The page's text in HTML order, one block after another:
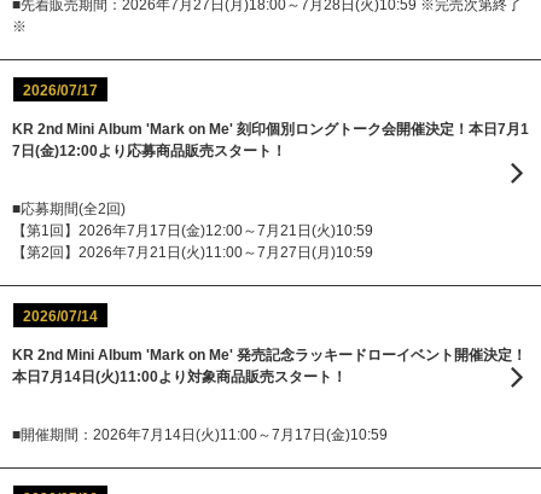
■先着販売期間：2026年7月27日(月)18:00～7月28日(火)10:59 ※完売次第終了
※
2026/07/17
KR 2nd Mini Album 'Mark on Me' 刻印個別ロングトーク会開催決定！本日7月1
7日(金)12:00より応募商品販売スタート！
■応募期間(全2回)
【第1回】2026年7月17日(金)12:00～7月21日(火)10:59
【第2回】2026年7月21日(火)11:00～7月27日(月)10:59
2026/07/14
KR 2nd Mini Album 'Mark on Me' 発売記念ラッキードローイベント開催決定！
本日7月14日(火)11:00より対象商品販売スタート！
■開催期間：2026年7月14日(火)11:00～7月17日(金)10:59